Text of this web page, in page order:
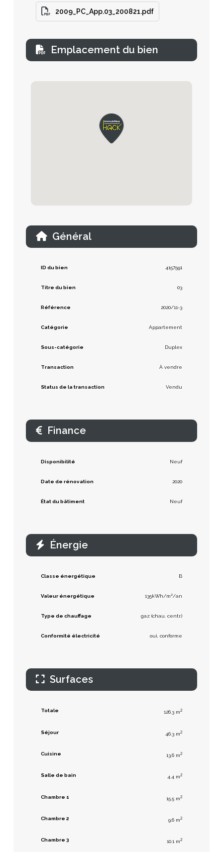
2009_PC_App.03_200821.pdf
Emplacement du bien
Général
ID du bien 4157591
Titre du bien 03
Référence 2020/11-3
Catégorie Appartement
Sous-catégorie Duplex
Transaction À vendre
Status de la transaction Vendu
Finance
Disponibilité Neuf
Date de rénovation 2020
État du bâtiment Neuf
Énergie
Classe énergétique B
Valeur énergétique 135kWh/m²/an
Type de chauffage gaz (chau. centr.)
Conformité électricité oui, conforme
Surfaces
Totale 126.3 m2
Séjour 46.3 m2
Cuisine 13.6 m2
Salle de bain 4.4 m2
Chambre 1 15.5 m2
Chambre 2 9.6 m2
Chambre 3 10.1 m2